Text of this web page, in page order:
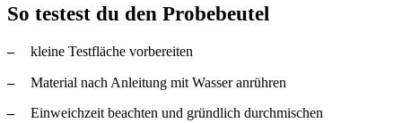
So testest du den Probebeutel
kleine Testfläche vorbereiten
Material nach Anleitung mit Wasser anrühren
Einweichzeit beachten und gründlich durchmischen